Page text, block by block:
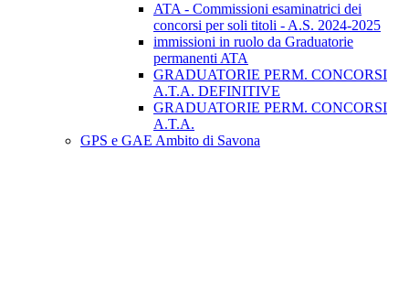
ATA - Commissioni esaminatrici dei
concorsi per soli titoli - A.S. 2024-2025
immissioni in ruolo da Graduatorie
permanenti ATA
GRADUATORIE PERM. CONCORSI
A.T.A. DEFINITIVE
GRADUATORIE PERM. CONCORSI
A.T.A.
GPS e GAE Ambito di Savona